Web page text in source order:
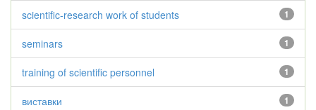
1
scientific-research work of students
1
seminars
1
training of scientific personnel
1
виставки